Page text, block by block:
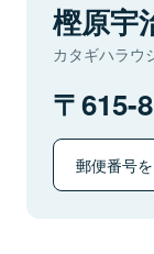
樫原宇
カタギハラウ
615-
郵便番号